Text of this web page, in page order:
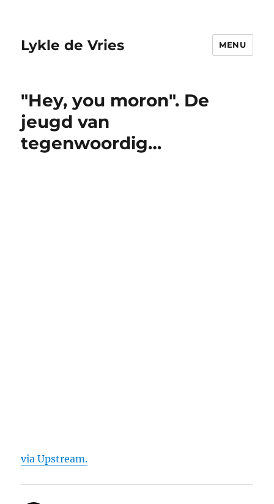
Lykle de Vries MENU
"Hey, you moron". De
jeugd van
tegenwoordig…
via Upstream.